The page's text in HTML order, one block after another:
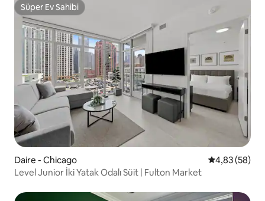
Süper Ev Sahibi
Süper Ev Sahibi
Daire - Chicago 5 üzerinden
4,83 (58)
Level Junior İki Yatak Odalı Süit | Fulton Market